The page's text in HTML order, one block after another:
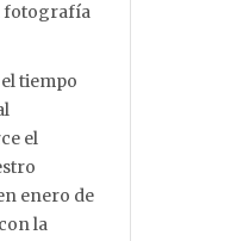
fotografía
tiempo
el
enero de
la